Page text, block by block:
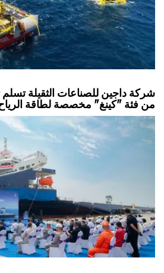
شركة داجين للصناعات الثقيلة
من فئة "كينغ" مخصصة لطاقة الرياح